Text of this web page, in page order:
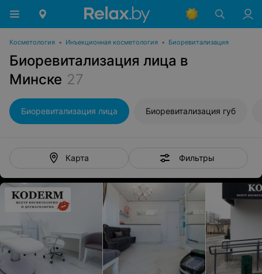
Косметология • Инъекционная косметология • Биоревитализация
Биоревитализация лица в
Минске 27
Биоревитализация лица Биоревитализация губ
Карта Фильтры